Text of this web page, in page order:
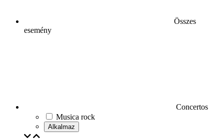
Összes
esemény
Concertos
Musica rock
Alkalmaz